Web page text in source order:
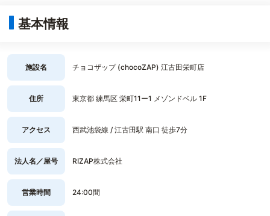
基本情報
施設名 チョコザップ (chocoZAP) 江古田栄町店
住所 東京都 練馬区 栄町11ー1 メゾンドベル 1F
アクセス 西武池袋線 / 江古田駅 南口 徒歩7分
法人名／屋号 RIZAP株式会社
営業時間 24:00間